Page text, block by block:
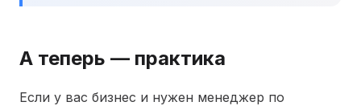
А теперь — практика
Если у вас бизнес и нужен менеджер по